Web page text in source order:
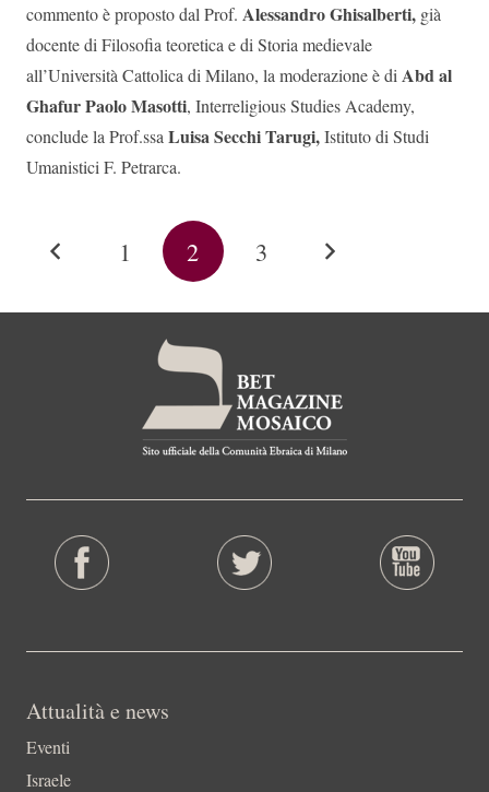
commento è proposto dal Prof. Alessandro Ghisalberti, già
docente di Filosofia teoretica e di Storia medievale
all’Università Cattolica di Milano, la moderazione è diAbd al
Ghafur Paolo Masotti, Interreligious Studies Academy,
conclude la Prof.ssaLuisa Secchi Tarugi,Istituto di Studi
Umanistici F. Petrarca.
1 2 3
Attualità e news
Eventi
Israele